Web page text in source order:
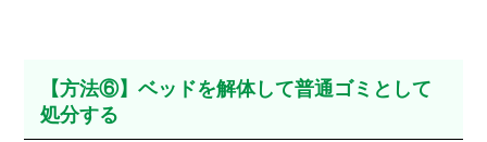
【方法⑥】ベッドを解体して普通ゴミとして
処分する